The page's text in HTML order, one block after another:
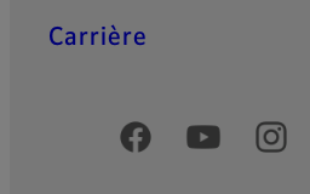
Carrière
Officiële sociale media